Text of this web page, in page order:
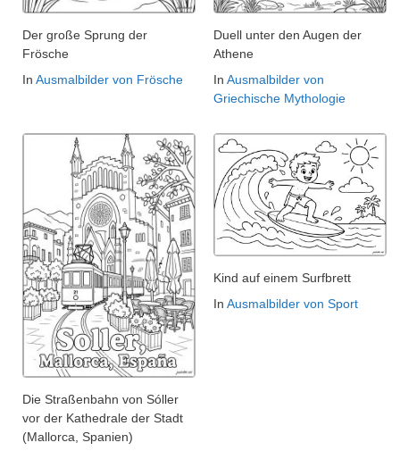
Der große Sprung der
Frösche
In Ausmalbilder von Frösche
Duell unter den Augen der
Athene
In Ausmalbilder von
Griechische Mythologie
Die Straßenbahn von Sóller
vor der Kathedrale der Stadt
(Mallorca, Spanien)
Kind auf einem Surfbrett
In Ausmalbilder von Sport